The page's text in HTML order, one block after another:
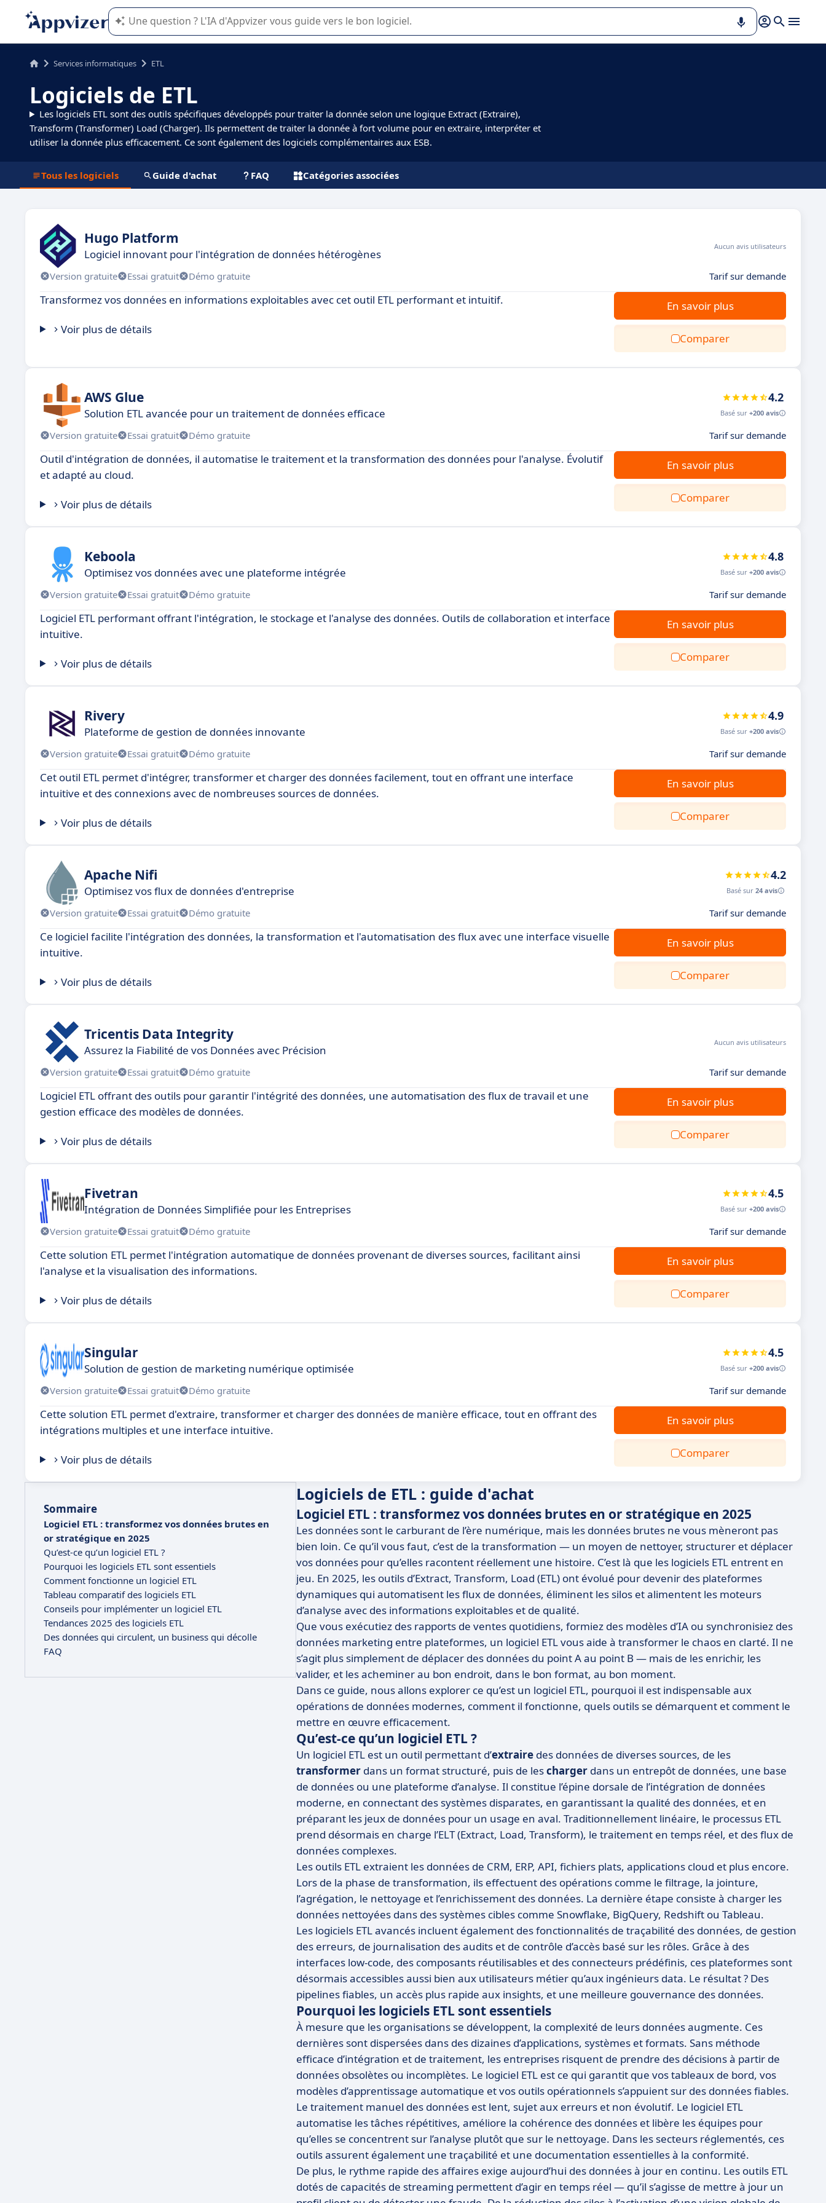
L'IA de Appvizer vous guide dans l'utilisation ou la sélection de logiciel SaaS en entreprise.
Services informatiques ETL
Logiciels de ETL
Les logiciels ETL sont des outils spécifiques développés pour traiter la donnée selon une logique Extract (Extraire),
Transform (Transformer) Load (Charger). Ils permettent de traiter la donnée à fort volume pour en extraire, interpréter et
utiliser la donnée plus efficacement. Ce sont également des logiciels complémentaires aux ESB.
Tous les logiciels Guide d'achat FAQ Catégories associées
Hugo Platform
Logiciel innovant pour l'intégration de données hétérogènes
Aucun avis utilisateurs
Version gratuite Essai gratuit Démo gratuite Tarif sur demande
Transformez vos données en informations exploitables avec cet outil ETL performant et intuitif.
Voir plus de détails
En savoir plus
Comparer
AWS Glue
Solution ETL avancée pour un traitement de données efficace
4.2
Basé sur +200 avis
Version gratuite Essai gratuit Démo gratuite Tarif sur demande
Outil d'intégration de données, il automatise le traitement et la transformation des données pour l'analyse. Évolutif
et adapté au cloud.
Voir plus de détails
En savoir plus
Comparer
Keboola
Optimisez vos données avec une plateforme intégrée
4.8
Basé sur +200 avis
Version gratuite Essai gratuit Démo gratuite Tarif sur demande
Logiciel ETL performant offrant l'intégration, le stockage et l'analyse des données. Outils de collaboration et interface
intuitive.
Voir plus de détails
En savoir plus
Comparer
Rivery
Plateforme de gestion de données innovante
4.9
Basé sur +200 avis
Version gratuite Essai gratuit Démo gratuite Tarif sur demande
Cet outil ETL permet d'intégrer, transformer et charger des données facilement, tout en offrant une interface
intuitive et des connexions avec de nombreuses sources de données.
Voir plus de détails
En savoir plus
Comparer
Apache Nifi
Optimisez vos flux de données d'entreprise
4.2
Basé sur 24 avis
Version gratuite Essai gratuit Démo gratuite Tarif sur demande
Ce logiciel facilite l'intégration des données, la transformation et l'automatisation des flux avec une interface visuelle
intuitive.
Voir plus de détails
En savoir plus
Comparer
Tricentis Data Integrity
Assurez la Fiabilité de vos Données avec Précision
Aucun avis utilisateurs
Version gratuite Essai gratuit Démo gratuite Tarif sur demande
Logiciel ETL offrant des outils pour garantir l'intégrité des données, une automatisation des flux de travail et une
gestion efficace des modèles de données.
Voir plus de détails
En savoir plus
Comparer
Fivetran
Intégration de Données Simplifiée pour les Entreprises
4.5
Basé sur +200 avis
Version gratuite Essai gratuit Démo gratuite Tarif sur demande
Cette solution ETL permet l'intégration automatique de données provenant de diverses sources, facilitant ainsi
l'analyse et la visualisation des informations.
Voir plus de détails
En savoir plus
Comparer
Singular
Solution de gestion de marketing numérique optimisée
4.5
Basé sur +200 avis
Version gratuite Essai gratuit Démo gratuite Tarif sur demande
Cette solution ETL permet d'extraire, transformer et charger des données de manière efficace, tout en offrant des
intégrations multiples et une interface intuitive.
Voir plus de détails
En savoir plus
Comparer
Sommaire
Logiciel ETL : transformez vos données brutes en
or stratégique en 2025
Qu’est-ce qu’un logiciel ETL ?
Pourquoi les logiciels ETL sont essentiels
Comment fonctionne un logiciel ETL
Tableau comparatif des logiciels ETL
Conseils pour implémenter un logiciel ETL
Tendances 2025 des logiciels ETL
Des données qui circulent, un business qui décolle
FAQ
Logiciels de ETL : guide d'achat
Logiciel ETL : transformez vos données brutes en or stratégique en 2025
Les données sont le carburant de l’ère numérique, mais les données brutes ne vous mèneront pas
bien loin. Ce qu’il vous faut, c’est de la transformation — un moyen de nettoyer, structurer et déplacer
vos données pour qu’elles racontent réellement une histoire. C’est là que les logiciels ETL entrent en
jeu. En 2025, les outils d’Extract, Transform, Load (ETL) ont évolué pour devenir des plateformes
dynamiques qui automatisent les flux de données, éliminent les silos et alimentent les moteurs
d’analyse avec des informations exploitables et de qualité.
Que vous exécutiez des rapports de ventes quotidiens, formiez des modèles d’IA ou synchronisiez des
données marketing entre plateformes, un logiciel ETL vous aide à transformer le chaos en clarté. Il ne
s’agit plus simplement de déplacer des données du point A au point B — mais de les enrichir, les
valider, et les acheminer au bon endroit, dans le bon format, au bon moment.
Dans ce guide, nous allons explorer ce qu’est un logiciel ETL, pourquoi il est indispensable aux
opérations de données modernes, comment il fonctionne, quels outils se démarquent et comment le
mettre en œuvre efficacement.
Qu’est-ce qu’un logiciel ETL ?
Un logiciel ETL est un outil permettant d’extraire des données de diverses sources, de les
transformer dans un format structuré, puis de lescharger dans un entrepôt de données, une base
de données ou une plateforme d’analyse. Il constitue l’épine dorsale de l’intégration de données
moderne, en connectant des systèmes disparates, en garantissant la qualité des données, et en
préparant les jeux de données pour un usage en aval. Traditionnellement linéaire, le processus ETL
prend désormais en charge l’ELT (Extract, Load, Transform), le traitement en temps réel, et des flux de
données complexes.
Les outils ETL extraient les données de CRM, ERP, API, fichiers plats, applications cloud et plus encore.
Lors de la phase de transformation, ils effectuent des opérations comme le filtrage, la jointure,
l’agrégation, le nettoyage et l’enrichissement des données. La dernière étape consiste à charger les
données nettoyées dans des systèmes cibles comme Snowflake, BigQuery, Redshift ou Tableau.
Les logiciels ETL avancés incluent également des fonctionnalités de traçabilité des données, de gestion
des erreurs, de journalisation des audits et de contrôle d’accès basé sur les rôles. Grâce à des
interfaces low-code, des composants réutilisables et des connecteurs prédéfinis, ces plateformes sont
désormais accessibles aussi bien aux utilisateurs métier qu’aux ingénieurs data. Le résultat ? Des
pipelines fiables, un accès plus rapide aux insights, et une meilleure gouvernance des données.
Pourquoi les logiciels ETL sont essentiels
À mesure que les organisations se développent, la complexité de leurs données augmente. Ces
dernières sont dispersées dans des dizaines d’applications, systèmes et formats. Sans méthode
efficace d’intégration et de traitement, les entreprises risquent de prendre des décisions à partir de
données obsolètes ou incomplètes. Le logiciel ETL est ce qui garantit que vos tableaux de bord, vos
modèles d’apprentissage automatique et vos outils opérationnels s’appuient sur des données fiables.
Le traitement manuel des données est lent, sujet aux erreurs et non évolutif. Le logiciel ETL
automatise les tâches répétitives, améliore la cohérence des données et libère les équipes pour
qu’elles se concentrent sur l’analyse plutôt que sur le nettoyage. Dans les secteurs réglementés, ces
outils assurent également une traçabilité et une documentation essentielles à la conformité.
De plus, le rythme rapide des affaires exige aujourd’hui des données à jour en continu. Les outils ETL
dotés de capacités de streaming permettent d’agir en temps réel — qu’il s’agisse de mettre à jour un